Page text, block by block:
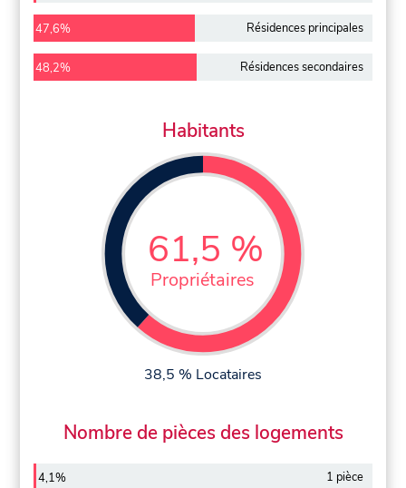
47,6% Résidences principales
48,2% Résidences secondaires
Habitants
61,5 %
Propriétaires
38,5 % Locataires
Nombre de pièces des logements
4,1% 1 pièce